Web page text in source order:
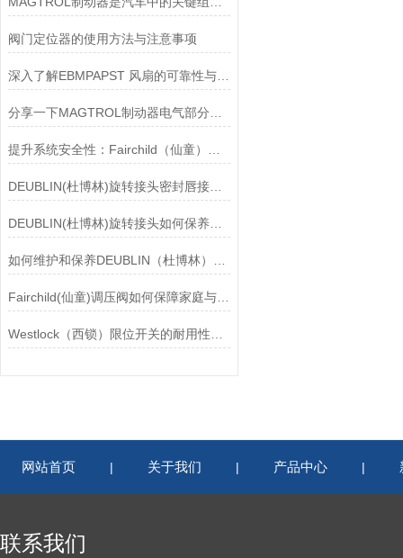
阀门定位器的使用方法与注意事项
深入了解EBMPAPST 风扇的可靠性与耐用性
DEUBLIN(杜博林)旋转接头密封唇接觖宽度和负载
DEUBLIN(杜博林)旋转接头如何保养？需要注意哪些事项？
Fairchild(仙童)调压阀如何保障家庭与工业安全？
网站首页 | 关于我们 | 产品中心 |
联系我们